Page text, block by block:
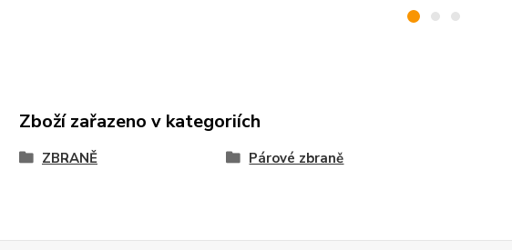
Zboží zařazeno v kategoriích
ZBRANĚ Párové zbraně